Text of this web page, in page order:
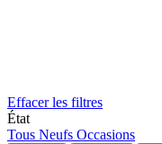
Effacer les filtres
État
Tous Neufs Occasions